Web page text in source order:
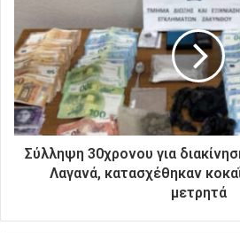
σ
α
ς
δ
ι
ε
σ
Σύλληψη 30χρονου για
Λαγανά, κατασχέθηκαν
μετρητά